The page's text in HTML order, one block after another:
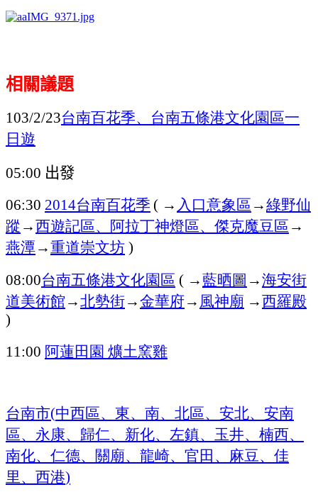
相關議題
103/2/23台南百花季、台南五條港文化園區一
日遊
05:00 出發
06:30 2014台南百花季 ( → 入口意象區→綠野仙
蹤→西遊記區、阿拉丁神燈區、傑克魔豆區→
燕潭→重道崇文坊 )
08:00台南五條港文化園區 ( →藍晒圖 →海安街
道美術館→北勢街→金華府→ 風神廟 →西羅殿
)
11:00 阿蓮田園 爌土窯雞
台南市(中西區、東、南、北區、安北、安南
區、永康、歸仁、新化、左鎮、玉井、楠西、
南化、仁德、關廟、龍崎、官田、麻豆、佳
里、西港)